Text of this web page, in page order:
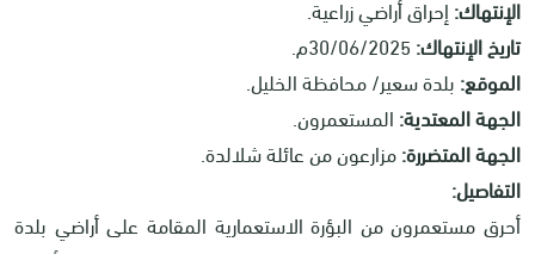
الإنتهاك:إحراق أراضي زراعية.
تاريخ الإنتهاك:
الموقع:بلدة سعير/ محافظة الخليل.
الجهة المعتدية:المستعمرون.
الجهة المتضررة:مزارعون من عائلة شلالدة.
التفاصيل:
أحرق مستعمرون من البؤرة الاستعمارية المقامة على أراضي بلدة